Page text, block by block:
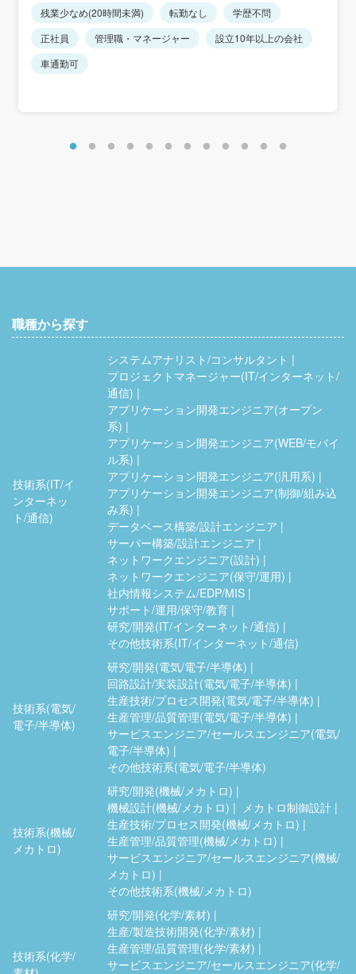
残業少なめ(20時間未満) 転勤なし
学歴不問
正社員
管理職・マネージャー
設立10年以上の会社
車通勤可
職種から探す
技術系(IT/イ
ンターネッ
ト/通信)
システムアナリスト/コンサルタント
プロジェクトマネージャー(IT/インターネット/
通信)
アプリケーション開発エンジニア(オープン
系)
アプリケーション開発エンジニア(WEB/モバイ
ル系)
アプリケーション開発エンジニア(汎用系)
アプリケーション開発エンジニア(制御/組み込
み系)
データベース構築/設計エンジニア
サーバー構築/設計エンジニア
ネットワークエンジニア(設計)
ネットワークエンジニア(保守/運用)
社内情報システム/EDP/MIS
サポート/運用/保守/教育
研究/開発(IT/インターネット/通信)
その他技術系(IT/インターネット/通信)
技術系(電気/
電子/半導体)
研究/開発(電気/電子/半導体)
回路設計/実装設計(電気/電子/半導体)
生産技術/プロセス開発(電気/電子/半導体)
生産管理/品質管理(電気/電子/半導体)
サービスエンジニア/セールスエンジニア(電気/
電子/半導体)
その他技術系(電気/電子/半導体)
技術系(機械/
メカトロ)
研究/開発(機械/メカトロ)
機械設計(機械/メカトロ)
メカトロ制御設計
生産技術/プロセス開発(機械/メカトロ)
生産管理/品質管理(機械/メカトロ)
サービスエンジニア/セールスエンジニア(機械/
メカトロ)
その他技術系(機械/メカトロ)
技術系(化学/
研究/開発(化学/素材)
生産/製造技術開発(化学/素材)
生産管理/品質管理(化学/素材)
サービスエンジニア/セールスエンジニア(化学/